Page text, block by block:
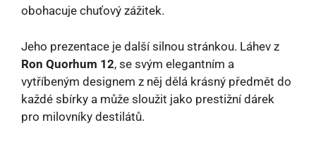
obohacuje chuťový zážitek.
Jeho prezentace je další silnou stránkou. Láhev z
Ron Quorhum 12, se svým elegantním a
vytříbeným designem z něj dělá krásný předmět do
každé sbírky a může sloužit jako prestižní dárek
pro milovníky destilátů.